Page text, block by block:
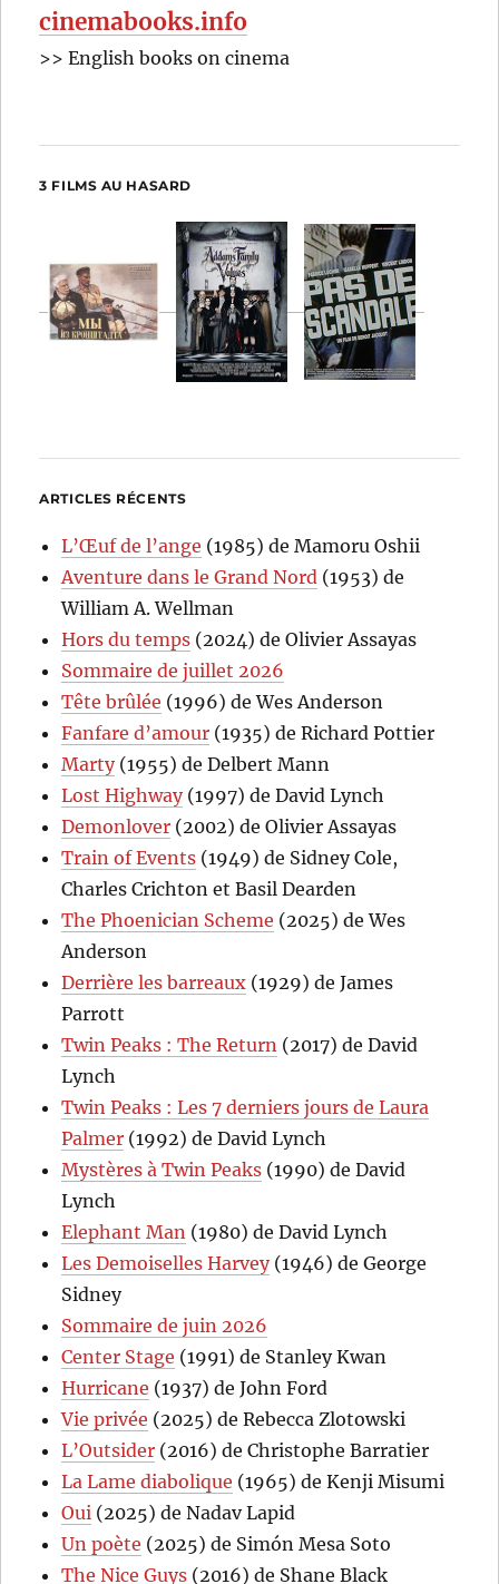
cinemabooks.info
>> English books on cinema
3 FILMS AU HASARD
ARTICLES RÉCENTS
L’Œuf de l’ange (1985) de Mamoru Oshii
Aventure dans le Grand Nord (1953) de
William A. Wellman
Hors du temps (2024) de Olivier Assayas
Sommaire de juillet 2026
Tête brûlée (1996) de Wes Anderson
Fanfare d’amour (1935) de Richard Pottier
Marty(1955) de Delbert Mann
Lost Highway(1997) de David Lynch
Demonlover (2002) de Olivier Assayas
Train of Events (1949) de Sidney Cole,
Charles Crichton et Basil Dearden
The Phoenician Scheme (2025) de Wes
Anderson
Derrière les barreaux (1929) de James
Parrott
Twin Peaks : The Return (2017) de David
Lynch
Twin Peaks : Les 7 derniers jours de Laura
Palmer (1992) de David Lynch
Mystères à Twin Peaks (1990) de David
Lynch
Elephant Man (1980) de David Lynch
Les Demoiselles Harvey(1946) de George
Sidney
Sommaire de juin 2026
Center Stage (1991) de Stanley Kwan
Hurricane (1937) de John Ford
Vie privée (2025) de Rebecca Zlotowski
L’Outsider (2016) de Christophe Barratier
La Lame diabolique (1965) de Kenji Misumi
Oui (2025) de Nadav Lapid
Un poète (2025) de Simón Mesa Soto
The Nice Guys (2016) de Shane Black